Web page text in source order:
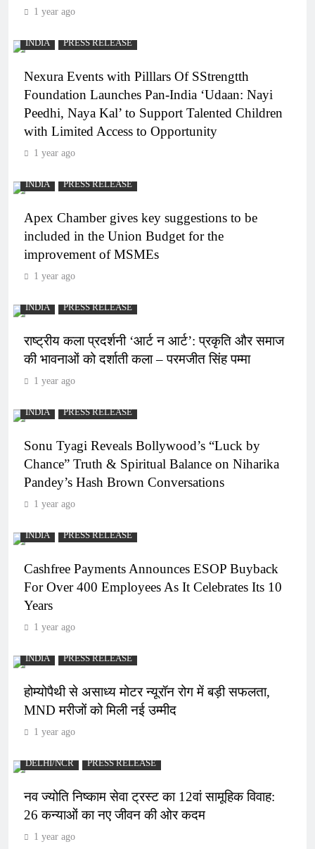
1 year ago
INDIA PRESS RELEASE
Nexura Events with Pilllars Of SStrengtth
Foundation Launches Pan-India ‘Udaan: Nayi
Peedhi, Naya Kal’ to Support Talented Children
with Limited Access to Opportunity
1 year ago
INDIA PRESS RELEASE
Apex Chamber gives key suggestions to be
included in the Union Budget for the
improvement of MSMEs
1 year ago
INDIA PRESS RELEASE
राष्ट्रीय कला प्रदर्शनी ‘आर्ट न आर्ट’: प्रकृति और समाज
की भावनाओं को दर्शाती कला – परमजीत सिंह पम्मा
1 year ago
INDIA PRESS RELEASE
Sonu Tyagi Reveals Bollywood’s “Luck by
Chance” Truth & Spiritual Balance on Niharika
Pandey’s Hash Brown Conversations
1 year ago
INDIA PRESS RELEASE
Cashfree Payments Announces ESOP Buyback
For Over 400 Employees As It Celebrates Its 10
Years
1 year ago
INDIA PRESS RELEASE
होम्योपैथी से असाध्य मोटर न्यूरॉन रोग में बड़ी सफलता,
MND मरीजों को मिली नई उम्मीद
1 year ago
DELHI/NCR PRESS RELEASE
नव ज्योति निष्काम सेवा ट्रस्ट का 12वां सामूहिक विवाह:
26 कन्याओं का नए जीवन की ओर कदम
1 year ago